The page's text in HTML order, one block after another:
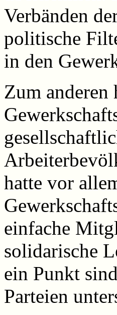
Verbänden
politische
in den
Zum
hatte vor
einfache
solidarische
ein Punkt
Parteien